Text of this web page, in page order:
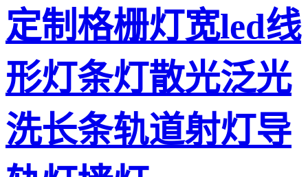
定制格栅灯宽led线
形灯条灯散光泛光
洗长条轨道射灯导